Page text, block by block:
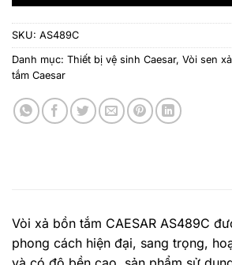
SKU: AS489C
Danh mục: Thiết bị vệ sinh Caesar, Vòi sen
tắm Caesar
Vòi xả bồn tắm CAESAR AS489C
phong cách hiện đại, sang trọng,